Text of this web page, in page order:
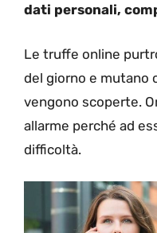
dati personali,
Le truffe online
del giorno e mutano
vengono scoperte.
allarme perché ad
difficoltà.